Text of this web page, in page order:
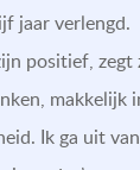
jaar verlengd.
positief,
makkelijk
Ik ga uit